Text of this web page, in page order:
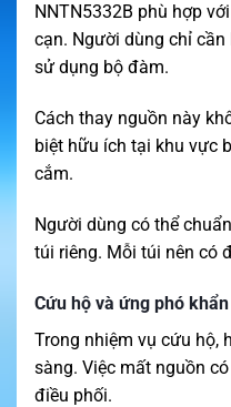
NNTN5332B phù hợp
cạn. Người dùng chỉ
sử dụng bộ đàm.
Cách thay nguồn này
biệt hữu ích tại khu vực
cắm.
Người dùng có thể
túi riêng. Mỗi túi nên có
Cứu hộ và ứng phó
Trong nhiệm vụ cứu hộ,
sàng. Việc mất nguồn
điều phối.